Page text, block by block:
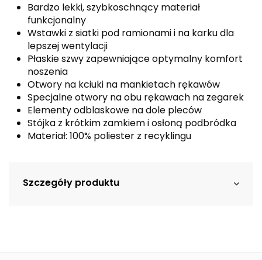
Bardzo lekki, szybkoschnący materiał
funkcjonalny
Wstawki z siatki pod ramionami i na karku dla
lepszej wentylacji
Płaskie szwy zapewniające optymalny komfort
noszenia
Otwory na kciuki na mankietach rękawów
Specjalne otwory na obu rękawach na zegarek
Elementy odblaskowe na dole pleców
Stójka z krótkim zamkiem i osłoną podbródka
Materiał: 100% poliester z recyklingu
Szczegóły produktu